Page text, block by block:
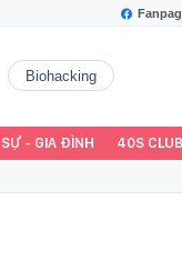
Biohacking
- GIA ĐÌNH 40S CLUB